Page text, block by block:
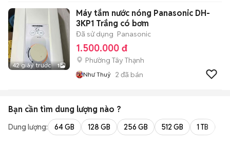
42 giây trước 1
Máy tắm nước nóng Panasonic DH-
3KP1 Trắng có bơm
Đã sử dụng Panasonic
1.500.000 đ
Phường Tây Thạnh
Như Thuỷ 2 đã bán
Bạn cần tìm dung lượng nào ?
Dung lượng: 64 GB 128 GB 256 GB 512 GB 1 TB